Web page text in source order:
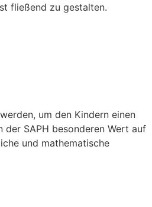
fließend zu gestalten.
um den Kindern einen
der SAPH besonderen Wert auf
und mathematische